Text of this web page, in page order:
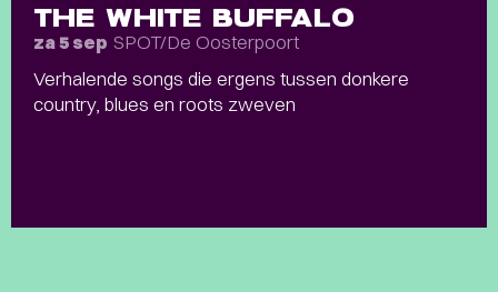
THE WHITE BUFFALO
za 5 sep SPOT/De Oosterpoort
Verhalende songs die ergens tussen donkere
country, blues en roots zweven